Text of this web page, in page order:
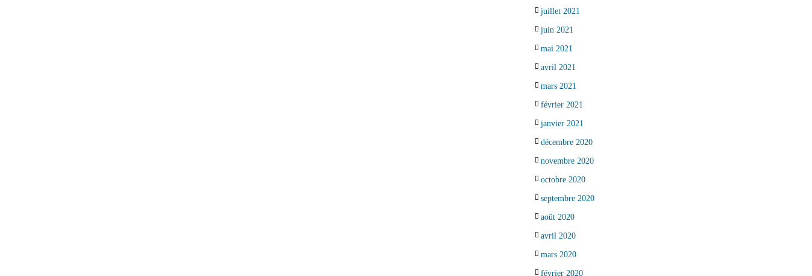
juillet 2021
juin 2021
mai 2021
avril 2021
mars 2021
février 2021
janvier 2021
décembre 2020
novembre 2020
octobre 2020
septembre 2020
août 2020
avril 2020
mars 2020
février 2020